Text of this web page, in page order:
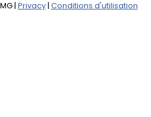
| Privacy| Conditions d'utilisation